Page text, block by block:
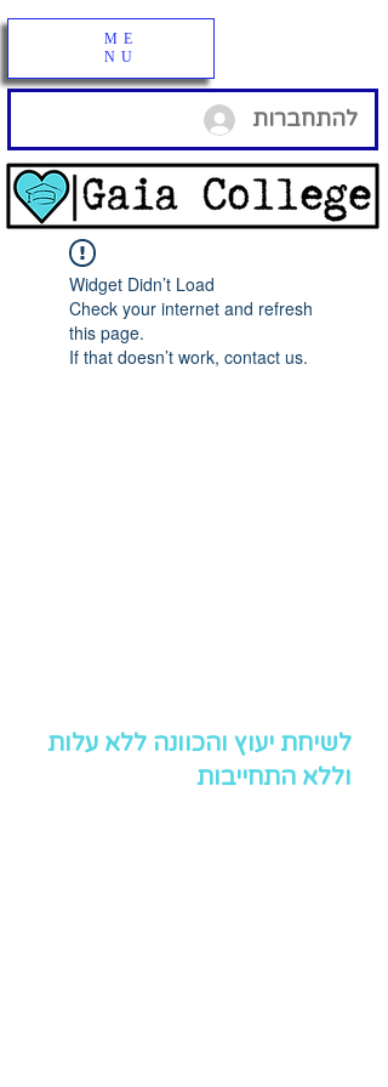
ME
NU
להתחברות
Widget Didn’t Load
Check your internet and refresh
this page.
If that doesn’t work, contact us.
לשיחת יעוץ והכוונה ללא עלות
וללא התחייבות